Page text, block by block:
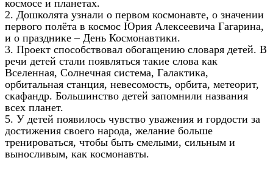
космосе и планетах.
2. Дошколята узнали о первом космонавте, о значении
первого полёта в космос Юрия Алексеевича Гагарина,
и о празднике – День Космонавтики.
3. Проект способствовал обогащению словаря детей. В
речи детей стали появляться такие слова как
Вселенная, Солнечная система, Галактика,
орбитальная станция, невесомость, орбита, метеорит,
скафандр. Большинство детей запомнили названия
всех планет.
5. У детей появилось чувство уважения и гордости за
достижения своего народа, желание больше
тренироваться, чтобы быть смелыми, сильным и
выносливым, как космонавты.